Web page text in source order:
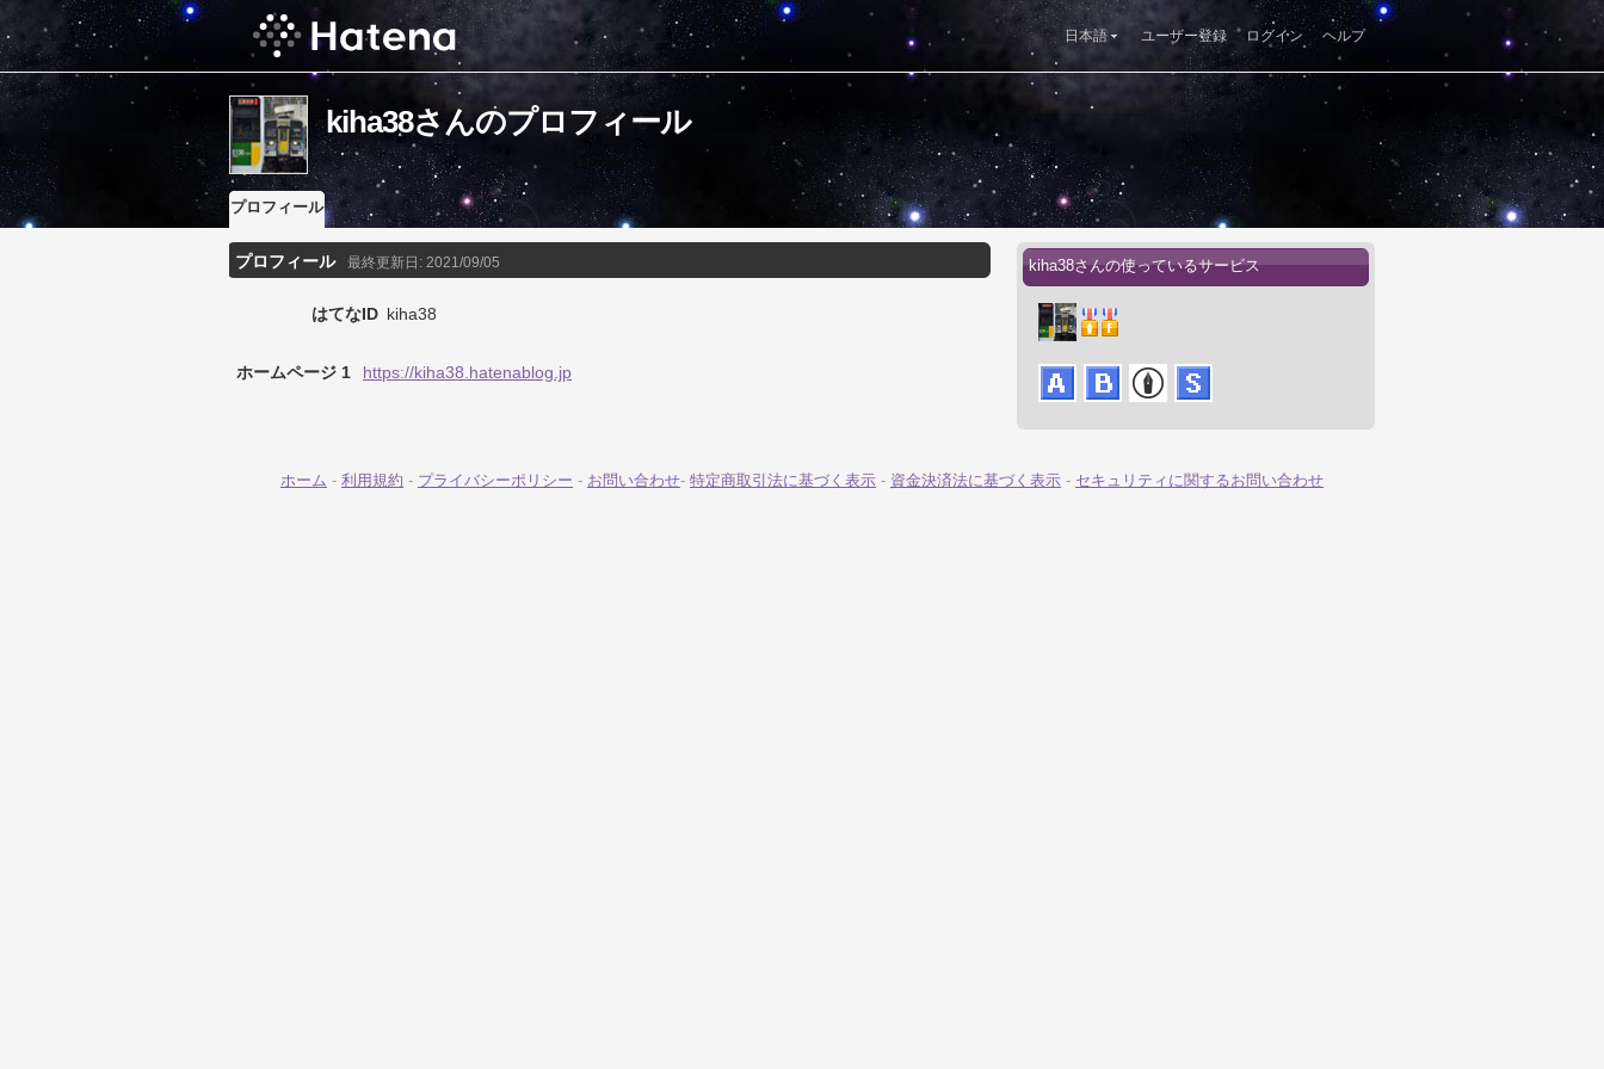
日本語 ユーザー登録 ログイン ヘルプ
kiha38さんのプロフィール
プロフィール
プロフィール 最終更新日: 2021/09/05
はてなID kiha38
ホームページ 1 https://kiha38.hatenablog.jp
kiha38さんの使っているサービス
ホーム - 利用規約 - プライバシーポリシー - お問い合わせ- 特定商取引法に基づく表示 - 資金決済法に基づく表示 - セキュリティに関するお問い合わせ